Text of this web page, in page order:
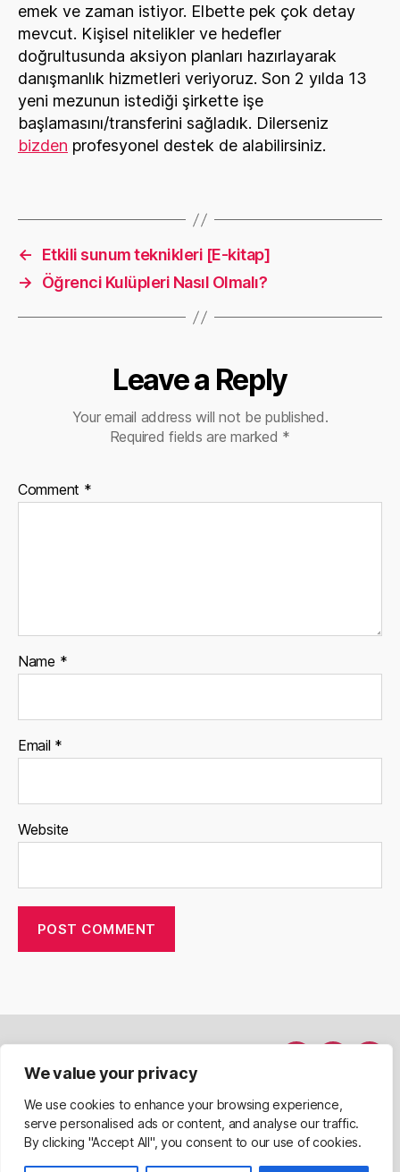
We value your privacy
We use cookies to enhance your browsing experience,
serve personalised ads or content, and analyse our traffic.
By clicking "Accept All", you consent to our use of cookies.
emek ve zaman istiyor. Elbette pek çok detay
mevcut. Kişisel nitelikler ve hedefler
doğrultusunda aksiyon planları hazırlayarak
danışmanlık hizmetleri veriyoruz. Son 2 yılda 13
yeni mezunun istediği şirkette işe
başlamasını/transferini sağladık. Dilerseniz
bizden profesyonel destek de alabilirsiniz.
←
Etkili sunum teknikleri [E-kitap]
→
Öğrenci Kulüpleri Nasıl Olmalı?
Leave a Reply
Your email address will not be published.
Required fields are marked *
Comment *
Name *
Email *
Website
Davet Et
© 2026 Serkan Emir